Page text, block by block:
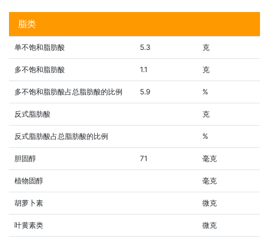
脂类
单不饱和脂肪酸 5.3 克
多不饱和脂肪酸 1.1 克
多不饱和脂肪酸占总脂肪酸的比例 5.9 %
反式脂肪酸 克
反式脂肪酸占总脂肪酸的比例 %
胆固醇 71 毫克
植物固醇 毫克
胡萝卜素 微克
叶黄素类 微克